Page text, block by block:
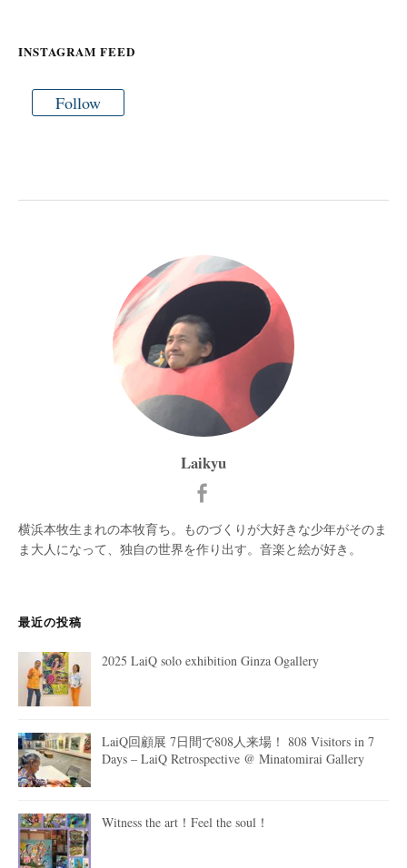
INSTAGRAM FEED
Follow
Laikyu
横浜本牧生まれの本牧育ち。ものづくりが大好きな少年がそのま
ま大人になって、独自の世界を作り出す。音楽と絵が好き。
最近の投稿
2025 LaiQ solo exhibition Ginza Ogallery
LaiQ回顧展 7日間で808人来場！ 808 Visitors in 7
Days – LaiQ Retrospective @ Minatomirai Gallery
Witness the art！Feel the soul！